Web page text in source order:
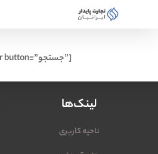
[wpdomainchecker button=”جستجو”]
لینک‌ها
ناحیه کاربری